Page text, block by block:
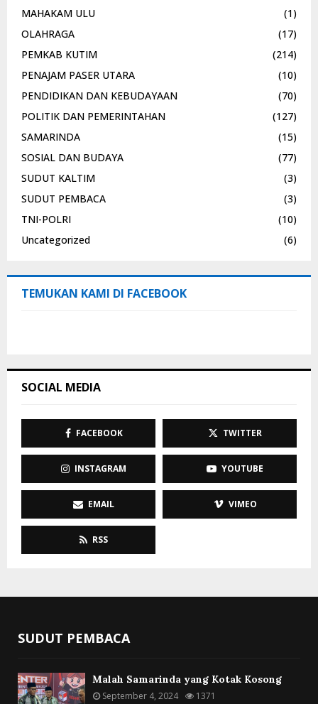
MAHAKAM ULU
(1)
OLAHRAGA
(17)
PEMKAB KUTIM
(214)
PENAJAM PASER UTARA
(10)
PENDIDIKAN DAN KEBUDAYAAN
(70)
POLITIK DAN PEMERINTAHAN
(127)
SAMARINDA
(15)
SOSIAL DAN BUDAYA
(77)
SUDUT KALTIM
(3)
SUDUT PEMBACA
(3)
TNI-POLRI
(10)
Uncategorized
(6)
TEMUKAN KAMI DI FACEBOOK
SOCIAL MEDIA
FACEBOOK TWITTER
INSTAGRAM YOUTUBE
EMAIL VIMEO
RSS
SUDUT PEMBACA
Malah Samarinda yang Kotak Kosong
September 4, 2024 1371